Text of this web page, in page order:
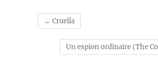
← Cruella
Un espion ordinaire (The